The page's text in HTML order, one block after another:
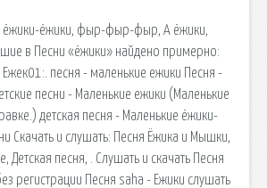
ёжики-ёжики, фыр-фыр-фыр, А ёжики,
в Песни «ёжики» найдено примерно:
песня - маленькие ежики Песня -
песни - Маленькие ежики (Маленькие
детская песня - Маленькие ёжики-
Скачать и слушать: Песня Ёжика и Мышки,
Детская песня, . Cлушать и скачать Песня
регистрации Песня saha - Ежики слушать